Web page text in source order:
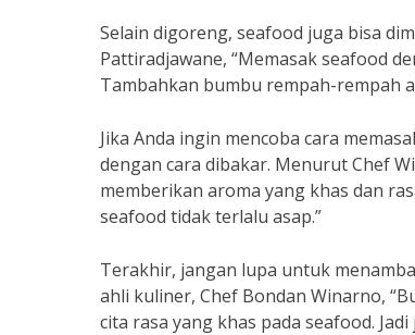
Selain digoreng, seafood juga bisa
Pattiradjawane, “Memasak seafood
Tambahkan bumbu rempah-rempah
Jika Anda ingin mencoba cara
dengan cara dibakar. Menurut Chef
memberikan aroma yang khas dan
seafood tidak terlalu asap.”
Terakhir, jangan lupa untuk
ahli kuliner, Chef Bondan Winarno,
cita rasa yang khas pada seafood.